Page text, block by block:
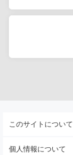
このサイトについて
個人情報について